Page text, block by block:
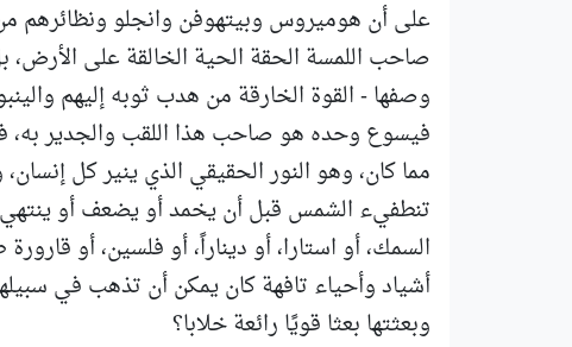
على أن هوميروس وبيتهوفن وانجلو ونظائرهم
صاحب اللمسة الحقة الحية الخالقة على
وصفها - القوة الخارقة من هدب ثوبه إليهم
فيسوع وحده هو صاحب هذا اللقب والجدير به،
مما كان، وهو النور الحقيقي الذي ينير كل
تنطفيء الشمس قبل أن يخمد أو يضعف أو
السمك، أو استارا، أو ديناراً، أو فلسين، أو
أشياد وأحياء تافهة كان يمكن أن تذهب في
وبعثتها بعثا قويًا رائعة خلابا؟